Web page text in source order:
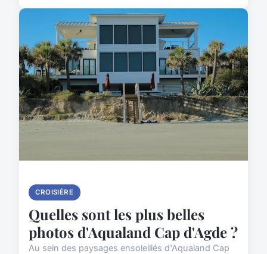
CROISIÈRE
Quelles sont les plus belles
photos d'Aqualand Cap d'Agde ?
Au sein des paysages ensoleillés d'Aqualand Cap